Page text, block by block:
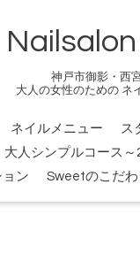
神戸市御影・西
大人の女性のための ネ
ネイルメニュー ス
大人シンプルコース～
ン
Sweetのこだわ